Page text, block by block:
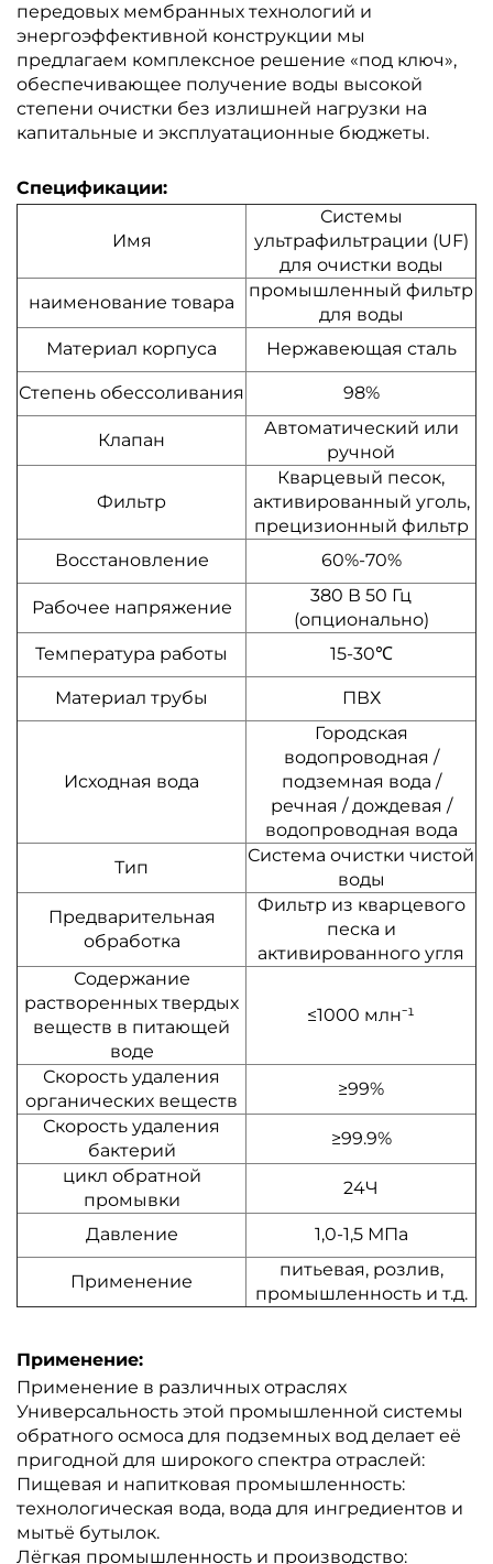
передовых мембранных технологий и
энергоэффективной конструкции мы
предлагаем комплексное решение «под ключ»,
обеспечивающее получение воды высокой
степени очистки без излишней нагрузки на
капитальные и эксплуатационные бюджеты.
Спецификации:
Имя
Системы
ультрафильтрации (UF)
для очистки воды
наименование товара
промышленный фильтр
для воды
Материал корпуса
Нержавеющая сталь
Степень обессоливания 98%
Клапан
Автоматический или
ручной
Фильтр
Кварцевый песок,
активированный уголь,
прецизионный фильтр
Восстановление
60%-70%
Рабочее напряжение
380 В 50 Гц
(опционально)
Температура работы
15-30℃
Материал трубы ПВХ
Исходная вода
Городская
водопроводная /
подземная вода /
речная / дождевая /
водопроводная вода
Тип
Система очистки чистой
воды
Предварительная
обработка
Фильтр из кварцевого
песка и
активированного угля
Содержание
растворенных твердых
веществ в питающей
воде
≤1000 млн⁻¹
Скорость удаления
органических веществ
≥99%
Скорость удаления
бактерий
≥99.9%
цикл обратной
промывки
24Ч
Давление 1,0-1,5 МПа
Применение
питьевая, розлив,
промышленность и т.д.
Применение:
Применение в различных отраслях
Универсальность этой промышленной системы
обратного осмоса для подземных вод делает её
пригодной для широкого спектра отраслей:
Пищевая и напитковая промышленность:
технологическая вода, вода для ингредиентов и
мытьё бутылок.
Лёгкая промышленность и производство: